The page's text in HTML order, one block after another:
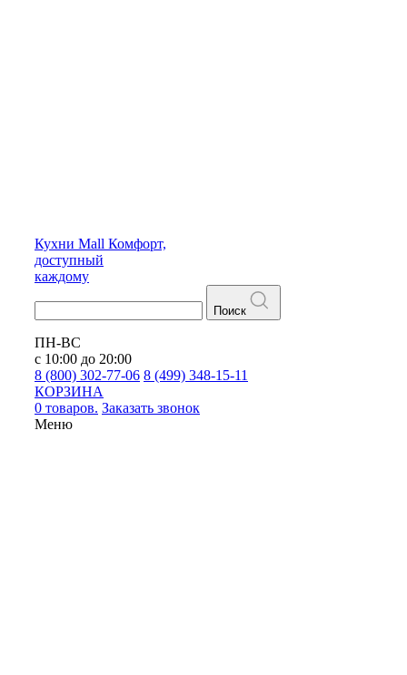
Кухни Mall Комфорт,
доступный
каждому
Поиск
ПН-ВС
с 10:00 до 20:00
8 (800) 302-77-06 8 (499) 348-15-11
КОРЗИНА
0 товаров. Заказать звонок
Меню